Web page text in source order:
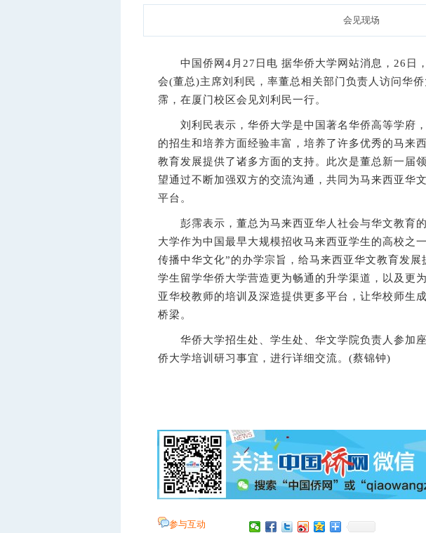
会见现场
中国侨网4月27日电 据华侨大学网站消息，26日
会(董总)主席刘利民，率董总相关部门负责人访问华
霈，在厦门校区会见刘利民一行。
刘利民表示，华侨大学是中国著名华侨高等学府，
的招生和培养方面经验丰富，培养了许多优秀的马来
教育发展提供了诸多方面的支持。此次是董总新一届
望通过不断加强双方的交流沟通，共同为马来西亚华
平台。
彭霈表示，董总为马来西亚华人社会与华文教育的
大学作为中国最早大规模招收马来西亚学生的高校之
传播中华文化”的办学宗旨，给马来西亚华文教育发展
学生留学华侨大学营造更为畅通的升学渠道，以及更
亚华校教师的培训及深造提供更多平台，让华校师生
桥梁。
华侨大学招生处、学生处、华文学院负责人参加座
侨大学培训研习事宜，进行详细交流。(蔡锦钟)
参与互动